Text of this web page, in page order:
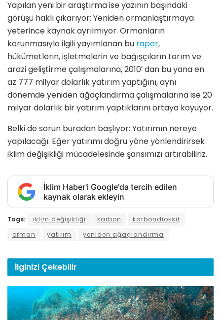
Yapılan yeni bir araştırma ise yazının başındaki
görüşü haklı çıkarıyor: Yeniden ormanlaştırmaya
yeterince kaynak ayrılmıyor. Ormanların
korunmasıyla ilgili yayımlanan bu rapor,
hükümetlerin, işletmelerin ve bağışçıların tarım ve
arazi geliştirme çalışmalarına, 2010′ dan bu yana en
az 777 milyar dolarlık yatırım yaptığını, aynı
dönemde yeniden ağaçlandırma çalışmalarına ise 20
milyar dolarlık bir yatırım yaptıklarını ortaya koyuyor.
Belki de sorun buradan başlıyor: Yatırımın nereye
yapılacağı. Eğer yatırımı doğru yöne yönlendirirsek
iklim değişikliği mücadelesinde şansımızı artırabiliriz.
İklim Haber'i Google'da tercih edilen
kaynak olarak ekleyin
Tags: iklim değişikliği karbon
karbondioksit
orman
yatırım yeniden ağaçlandırma
İlginizi Çekebilir